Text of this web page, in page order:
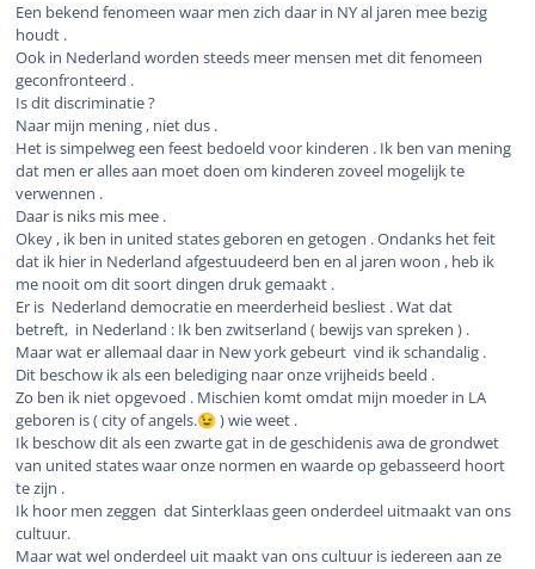
Een bekend fenomeen waar men zich daar in NY al jaren mee bezig
houdt .
Ook in Nederland worden steeds meer mensen met dit fenomeen
geconfronteerd .
Is dit discriminatie ?
Naar mijn mening , niet dus .
Het is simpelweg een feest bedoeld voor kinderen . Ik ben van mening
dat men er alles aan moet doen om kinderen zoveel mogelijk te
verwennen .
Daar is niks mis mee .
Okey , ik ben in united states geboren en getogen . Ondanks het feit
dat ik hier in Nederland afgestuudeerd ben en al jaren woon , heb ik
me nooit om dit soort dingen druk gemaakt .
Er is Nederland democratie en meerderheid besliest . Wat dat
betreft, in Nederland : Ik ben zwitserland ( bewijs van spreken ) .
Maar wat er allemaal daar in New york gebeurt vind ik schandalig .
Dit beschow ik als een belediging naar onze vrijheids beeld .
Zo ben ik niet opgevoed . Mischien komt omdat mijn moeder in LA
geboren is ( city of angels.😉 ) wie weet .
Ik beschow dit als een zwarte gat in de geschidenis awa de grondwet
van united states waar onze normen en waarde op gebasseerd hoort
te zijn .
Ik hoor men zeggen dat Sinterklaas geen onderdeel uitmaakt van ons
cultuur.
Maar wat wel onderdeel uit maakt van ons cultuur is iedereen aan ze